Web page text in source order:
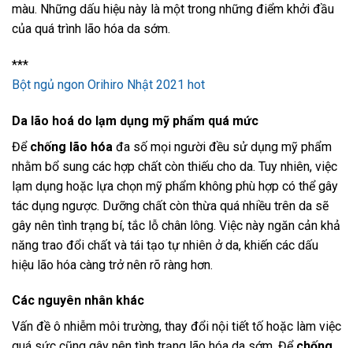
màu. Những dấu hiệu này là một trong những điểm khởi đầu
của quá trình lão hóa da sớm.
***
Bột ngủ ngon Orihiro Nhật 2021 hot
Da lão hoá do lạm dụng mỹ phẩm quá mức
Để chống lão hóa đa số mọi người đều sử dụng mỹ phẩm
nhằm bổ sung các hợp chất còn thiếu cho da. Tuy nhiên, việc
lạm dụng hoặc lựa chọn mỹ phẩm không phù hợp có thể gây
tác dụng ngược. Dưỡng chất còn thừa quá nhiều trên da sẽ
gây nên tình trạng bí, tắc lỗ chân lông. Việc này ngăn cản khả
năng trao đổi chất và tái tạo tự nhiên ở da, khiến các dấu
hiệu lão hóa càng trở nên rõ ràng hơn.
Các nguyên nhân khác
Vấn đề ô nhiễm môi trường, thay đổi nội tiết tố hoặc làm việc